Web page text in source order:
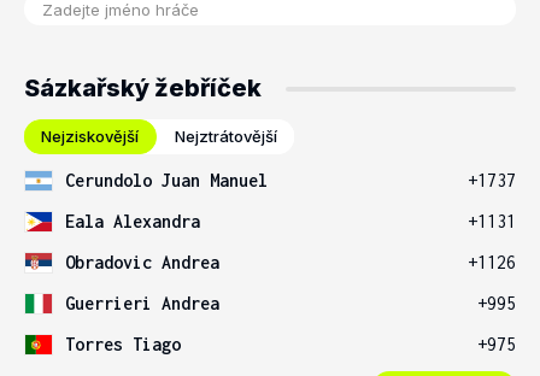
Sázkařský žebříček
Nejziskovější Nejztrátovější
Cerundolo Juan Manuel
+1737
Eala Alexandra
+1131
Obradovic Andrea
+1126
Guerrieri Andrea
+995
Torres Tiago
+975